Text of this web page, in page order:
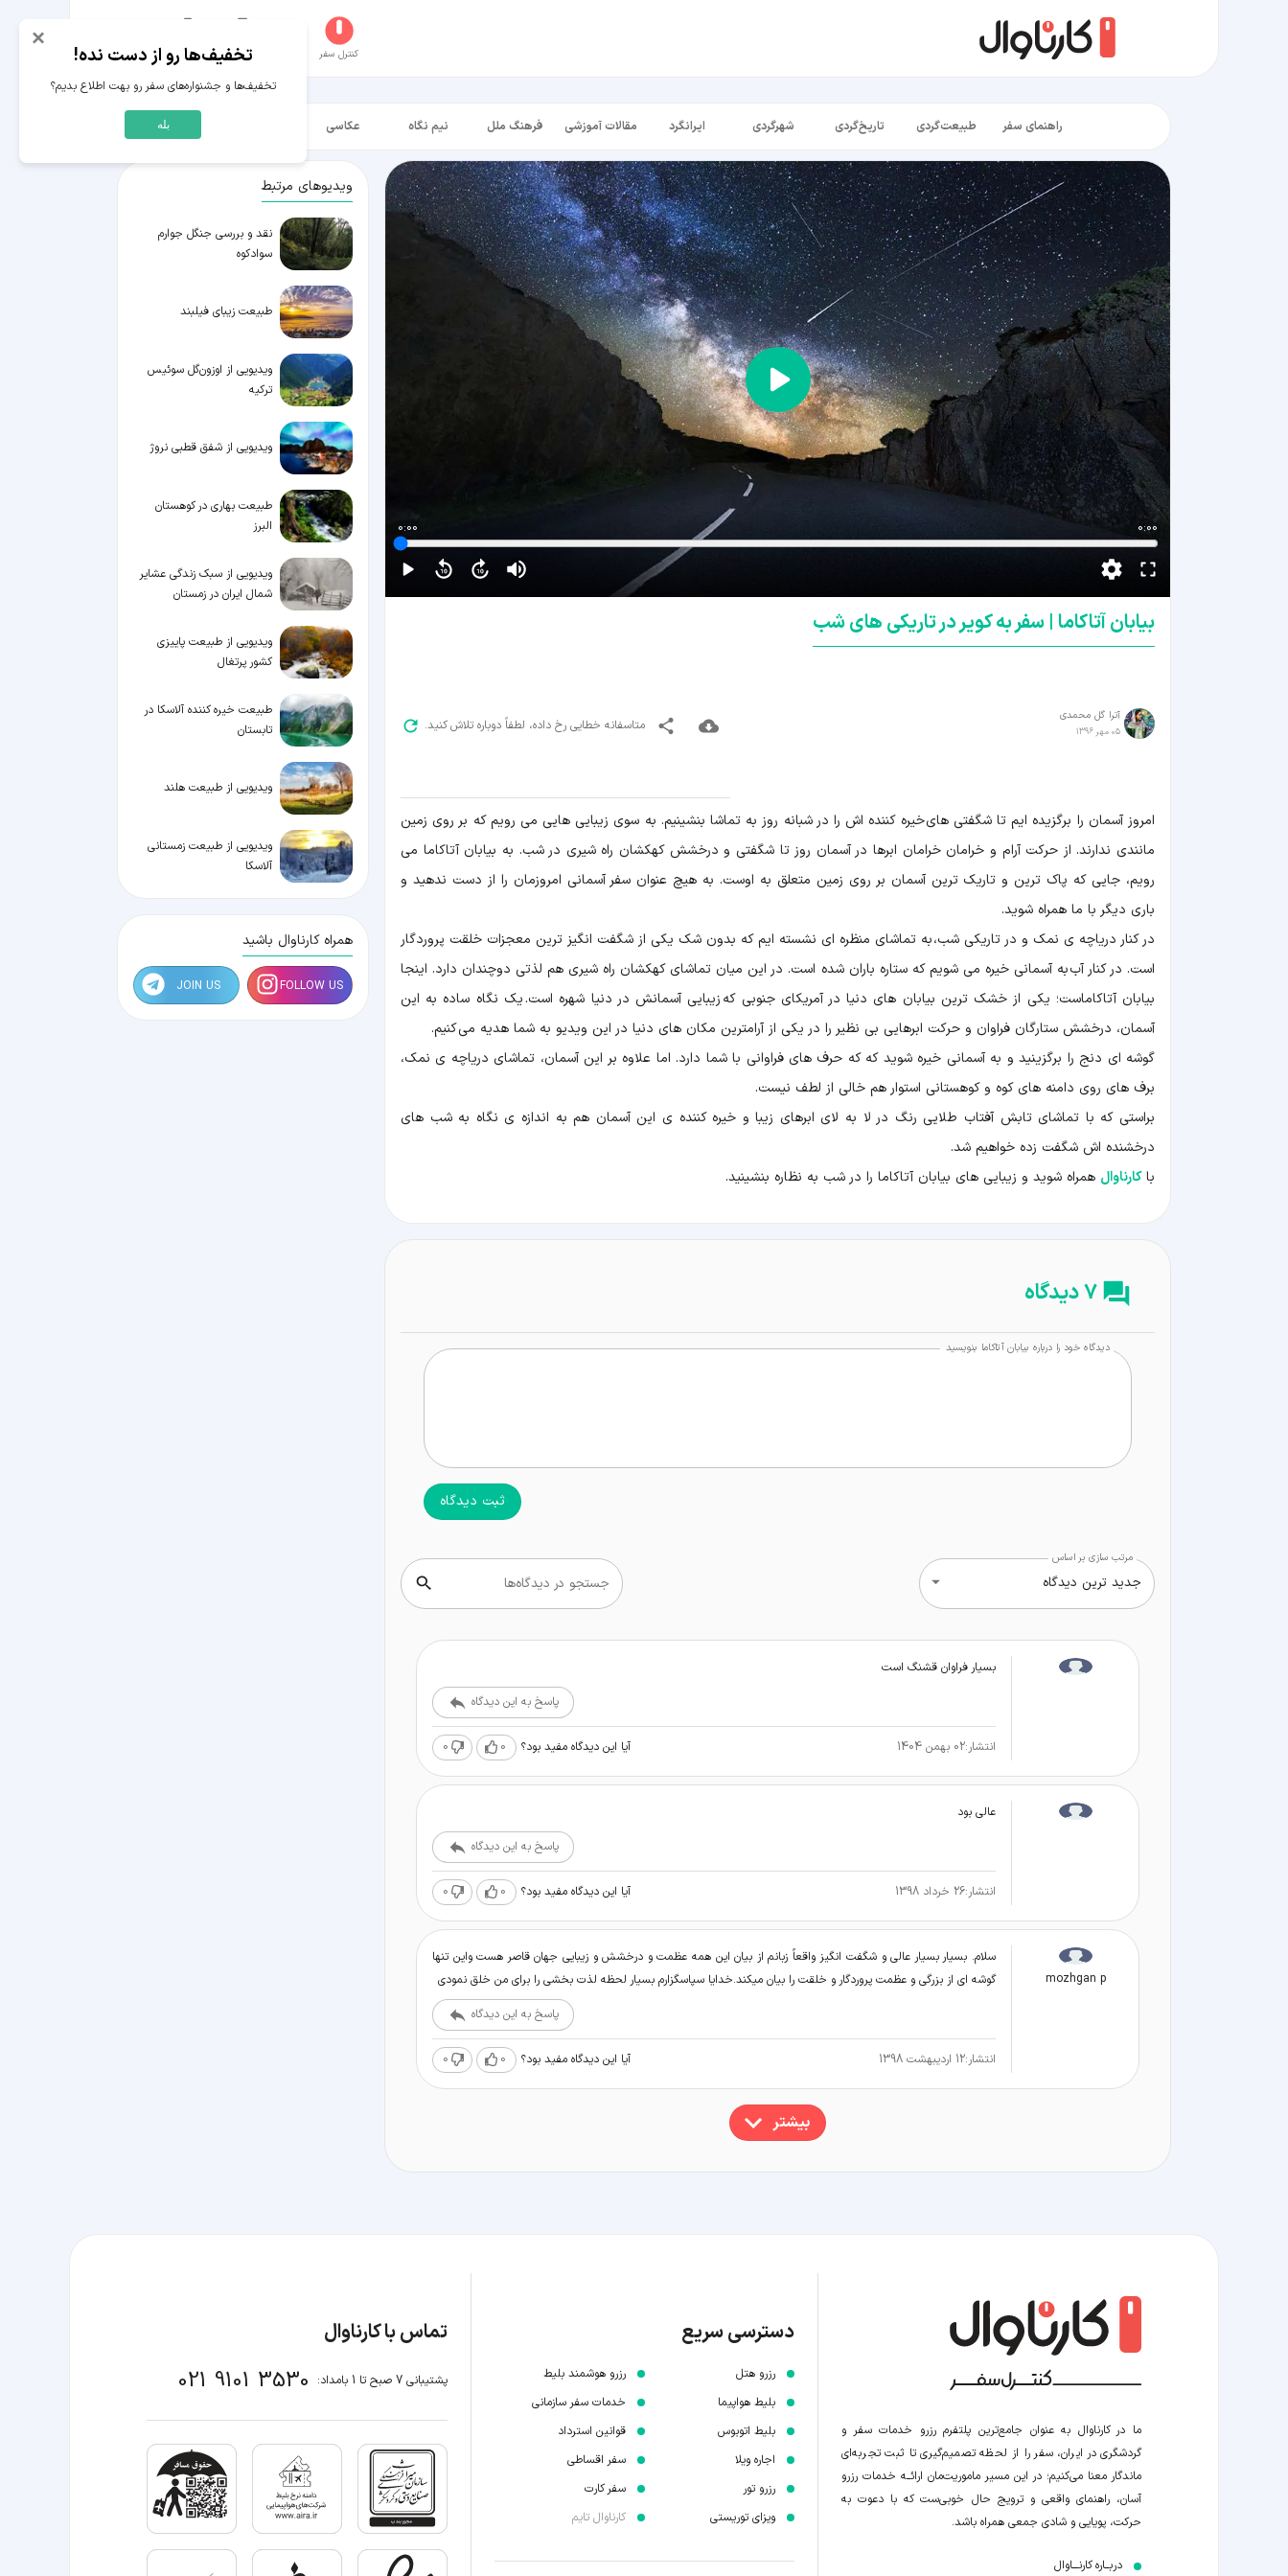
کنترل سفر عکاسخانه سفر‌های من حساب کاربری
راهنمای سفر طبیعت‌گردی تاریخ‌گردی شهرگردی ایرانگرد مقالات آموزشی فرهنگ ملل نیم نگاه عکاسی
0:00
0:00
بیابان آتاکاما | سفر به کویر در تاریکی های شب
آترا گل محمدی
05 مهر 1396 متاسفانه خطایی رخ داده، لطفاً دوباره تلاش کنید.
امروز آسمان را برگزیده ایم تا شگفتی های خیره کننده اش را در شبانه روز به تماشا بنشینیم. به سوی زیبایی هایی می رویم که بر روی زمین
مانندی ندارند. از حرکت آرام و خرامان خرامان ابرها در آسمان روز تا شگفتی و درخشش کهکشان راه شیری در شب. به بیابان آتاکاما می
رویم، جایی که پاک ترین و تاریک ترین آسمان بر روی زمین متعلق به اوست. به هیچ عنوان سفر آسمانی امروزمان را از دست ندهید و
باری دیگر با ما همراه شوید.
در کنار دریاچه ی نمک و در تاریکی شب، به تماشای منظره ای نشسته ایم که بدون شک یکی از شگفت انگیز ترین معجزات خلقت پروردگار
است. در کنار آب به آسمانی خیره می شویم که ستاره باران شده است. در این میان تماشای کهکشان راه شیری هم لذتی دوچندان دارد. اینجا
بیابان آتاکاماست؛ یکی از خشک ترین بیابان های دنیا در آمریکای جنوبی که زیبایی آسمانش در دنیا شهره است. یک نگاه ساده به این
آسمان، درخشش ستارگان فراوان و حرکت ابرهایی بی نظیر را در یکی از آرامترین مکان های دنیا در این ویدیو به شما هدیه می کنیم.
گوشه ای دنج را برگزینید و به آسمانی خیره شوید که که حرف های فراوانی با شما دارد. اما علاوه بر این آسمان، تماشای دریاچه ی نمک،
برف های روی دامنه های کوه و کوهستانی استوار هم خالی از لطف نیست.
براستی که با تماشای تابش آفتاب طلایی رنگ در لا به لای ابرهای زیبا و خیره کننده ی این آسمان هم به اندازه ی نگاه به شب های
درخشنده اش شگفت زده خواهیم شد.
باکارناوال همراه شوید و زیبایی های بیابان آتاکاما را در شب به نظاره بنشینید.
7 دیدگاه
دیدگاه خود را درباره بیابان آتاکاما بنویسید
ثبت دیدگاه
جستجو در دیدگاه‌ها
مرتب سازی بر اساس
جدید ترین دیدگاه
بسیار فراوان قشنگ است
پاسخ به این دیدگاه
انتشار:02 بهمن 1404 آیا این دیدگاه مفید بود؟ 0
0
عالی بود
پاسخ به این دیدگاه
انتشار:26 خرداد 1398 آیا این دیدگاه مفید بود؟ 0
0
mozhgan p
سلام. بسیار بسیار عالی و شگفت انگیز واقعاً زبانم از بیان این همه عظمت و درخشش و زیبایی جهان قاصر هست واین تنها
گوشه ای از بزرگی و عظمت پروردگار و خلقت را بیان میکند.خدایا سپاسگزارم بسیار لحظه لذت بخشی را برای من خلق نمودی
پاسخ به این دیدگاه
انتشار:12 اردیبهشت 1398 آیا این دیدگاه مفید بود؟ 0
0
بیشتر
ویدیوهای مرتبط
نقد و بررسی جنگل جوارم
سوادکوه
طبیعت زیبای فیلبند
ویدیویی از اوزون‌گل سوئیس
ترکیه
ویدیویی از شفق قطبی نروژ
طبیعت بهاری در کوهستان
البرز
ویدیویی از سبک زندگی عشایر
شمال ایران در زمستان
ویدیویی از طبیعت پاییزی
کشور پرتغال
طبیعت خیره‌ کننده آلاسکا در
تابستان
ویدیویی از طبیعت هلند
ویدیویی از طبیعت زمستانی
آلاسکا
همراه کارناوال باشید
FOLLOW US
JOIN US
ما در کارناوال به عنوان جامع‌ترین پلتفرم رزرو خدمات سفر و
گردشگری در ایران، سفر را از لحظه‌ تصمیم‌گیری تا ثبت تجربه‌ای
ماندگار معنا می‌کنیم؛ در این مسیر‍ ماموریت‌مان اراﺋــﻪ خدمات رزرو
آسان، راهنمای واقعی و ترویج حال خوبی‌ست که با دعوت به
حرکت، پویایی و شادی جمعی همراه باشد.
دربــاره کارنـــاوال
دسترسی سریع
رزرو هتل
بلیط هواپیما
بلیط اتوبوس
اجاره ویلا
رزرو تور
ویزای توریستی
رزرو هوشمند بلیط
خدمات سفر سازمانی
قوانین استرداد
سفر اقساطی
سفر کارت
کارناوال تایم
تماس با کارناوال
پشتیبانی 7 صبح تا 1 بامداد: 021 9101 3530
×
تخفیف‌ها رو از دست نده!
تخفیف‌ها و جشنواره‌های سفر رو بهت اطلاع بدیم؟
بله